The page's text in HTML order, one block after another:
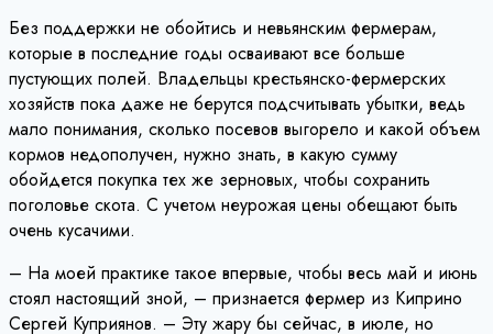
Без поддержки не обойтись и невьянским фермерам,
которые в последние годы осваивают все больше
пустующих полей. Владельцы крестьянско-фермерских
хозяйств пока даже не берутся подсчитывать убытки, ведь
мало понимания, сколько посевов выгорело и какой объем
кормов недополучен, нужно знать, в какую сумму
обойдется покупка тех же зерновых, чтобы сохранить
поголовье скота. С учетом неурожая цены обещают быть
очень кусачими.
– На моей практике такое впервые, чтобы весь май и июнь
стоял настоящий зной, – признается фермер из Киприно
Сергей Куприянов. – Эту жару бы сейчас, в июле, но